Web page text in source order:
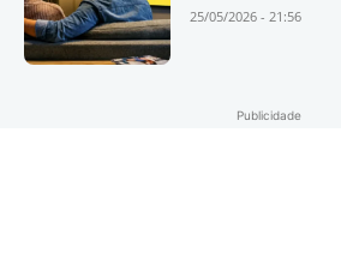
25/05/2026 - 21:56
Publicidade